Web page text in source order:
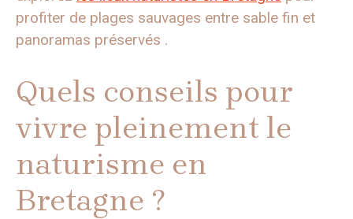
profiter de plages sauvages entre sable fin et
panoramas préservés .
Quels conseils pour
vivre pleinement le
naturisme en
Bretagne ?